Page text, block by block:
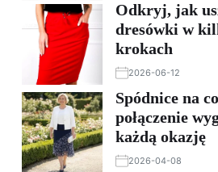
Odkryj, jak
dresówki w
krokach
2026-06-12
Spódnice na
połączenie
każdą okazję
2026-04-08